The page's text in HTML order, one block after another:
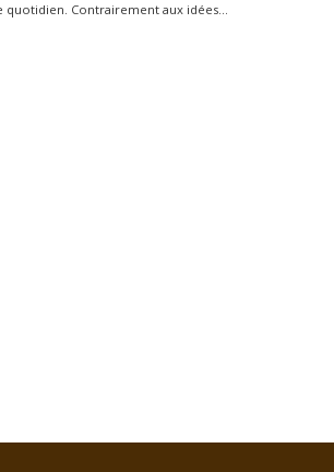
quotidien. Contrairement aux idées...